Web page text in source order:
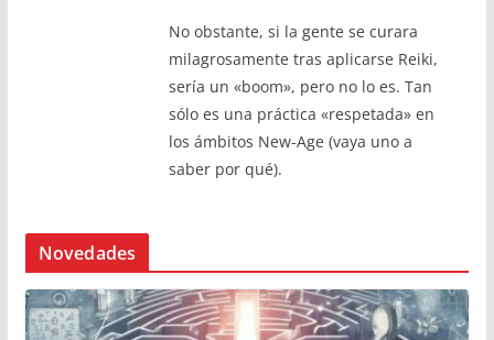
No obstante, si la gente se curara
milagrosamente tras aplicarse Reiki,
sería un «boom», pero no lo es. Tan
sólo es una práctica «respetada» en
los ámbitos New-Age (vaya uno a
saber por qué).
Novedades